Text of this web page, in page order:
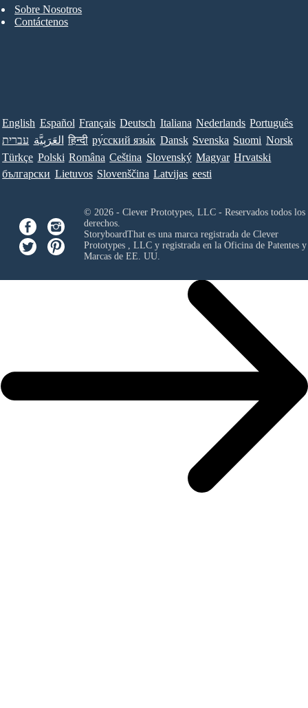
Sobre Nosotros
Contáctenos
English Español Français Deutsch Italiana Nederlands Português
עברית العَرَبِيَّة हिन्दी ру́сский язы́к Dansk Svenska Suomi Norsk
Türkçe Polski Româna Ceština Slovenský Magyar Hrvatski
български Lietuvos Slovenščina Latvijas eesti
© 2026 - Clever Prototypes, LLC - Reservados todos los
derechos.
StoryboardThat es una marca registrada de Clever
Prototypes , LLCy registrada en la Oficina de Patentes y
Marcas de EE. UU.